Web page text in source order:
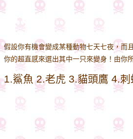
ＧＯ！
假設你有機會變成某種動物七天七夜，而
你的超直感來選出其中一只來變身！由你
1.鯊魚 2.老虎 3.貓頭鷹 4.